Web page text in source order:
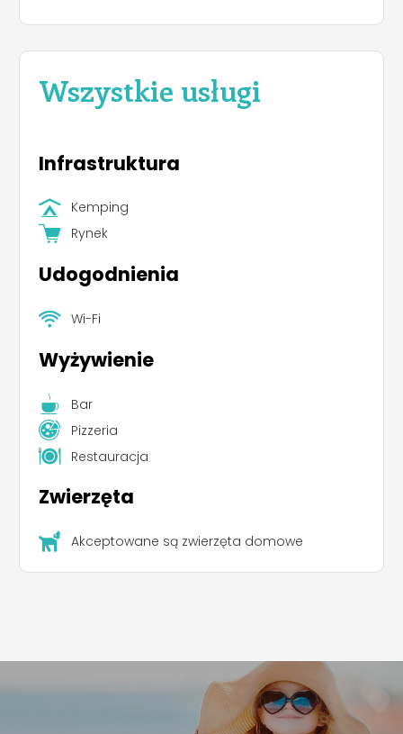
Wszystkie usługi
Infrastruktura
Kemping
Rynek
Udogodnienia
Wi-Fi
Wyżywienie
Bar
Pizzeria
Restauracja
Zwierzęta
Akceptowane są zwierzęta domowe